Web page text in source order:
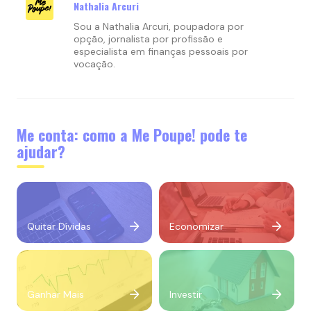
Nathalia Arcuri
Sou a Nathalia Arcuri, poupadora por
opção, jornalista por profissão e
especialista em finanças pessoais por
vocação.
Me conta: como a Me Poupe! pode te
ajudar?
Quitar Dívidas Economizar
Ganhar Mais Investir